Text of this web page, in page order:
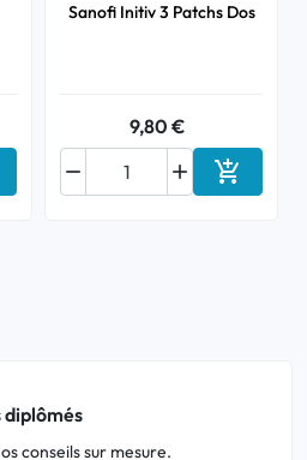
au panier
Sanofi Initiv 3 Patchs Dos
9,80 €

 Ajouter
diplômés
conseils sur mesure.